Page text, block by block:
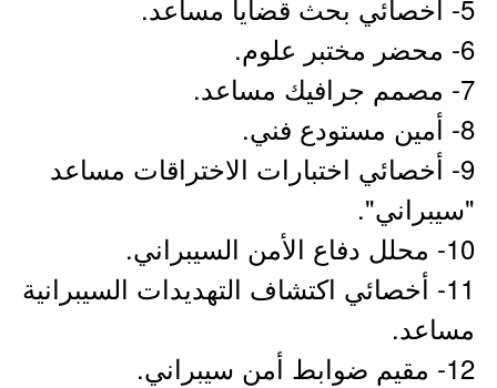
5- أخصائي بحث قضايا مساعد.
6- محضر مختبر علوم.
7- مصمم جرافيك مساعد.
8- أمين مستودع فني.
9- أخصائي اختبارات الاختراقات مساعد
"سيبراني".
10- محلل دفاع الأمن السيبراني.
11- أخصائي اكتشاف التهديدات السيبرانية
مساعد.
12- مقيم ضوابط أمن سيبراني.